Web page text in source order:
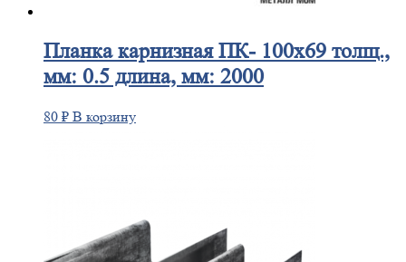
Планкакарнизная ПК- 100х69 толщ.,
мм: 0.5 длина, мм: 2000
80 ₽ В корзину